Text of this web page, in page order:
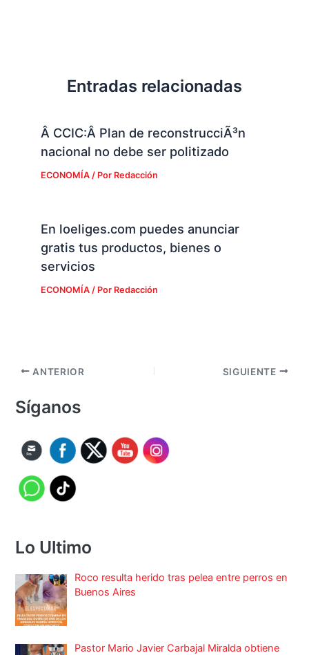
Entradas relacionadas
Â CCIC:Â Plan de reconstrucciÃ³n
nacional no debe ser politizado
ECONOMÍA/ Por Redacción
En loeliges.com puedes anunciar
gratis tus productos, bienes o
servicios
ECONOMÍA/ Por Redacción
ANTERIOR SIGUIENTE
Síganos
Lo Ultimo
Roco resulta herido tras pelea entre perros en
Buenos Aires
Pastor Mario Javier Carbajal Miralda obtiene